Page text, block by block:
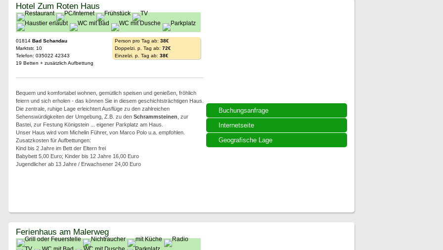
Buchungsanfrage
Internetseite
Geografische Lage
Hotel Zum Roten Haus
01814 Bad Schandau
Marktstr. 10
Telefon: 035022 42343
19 Betten + zusätzlich Aufbettung
Person pro Tag ab: 38€
Doppelzi. p. Tag ab: 72€
Einzelzi. p. Tag ab: 38€
Bequem und komfortabel wohnen, gemütlich speisen und genießen, fröhlich
feiern und sich erholen - das können Sie in diesem geschichtsträchtigen Haus.
Die zentrale, ruhige Lage erleichtert Ausflüge zu den zahlreichen
Sehenswürdigkeiten der Umgebung, Z.B. zu den Schrammsteinen , zur
Bastei, zur Festung Königstein ... eigener Parkplatz am Haus.
Unser Haus wird vom Michelin Führer, von Marco Polo u.a. empfohlen.
Zusatzkosten für Aufbettungen:
Kind bis 2 Jahre im Bett der Eltern frei
Babybett 5,00 Euro; Kinder bis 12 Jahre 16,00 Euro
Jugendlicher ab 13 Jahre / Erwachsener 24,00 Euro
Ferienhaus am Malerweg